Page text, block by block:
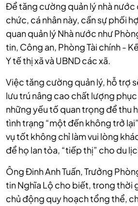
Để tăng cường quản lý nhà
chức, cá nhân này, cần sự phối
quan quản lý Nhà nước như
tin, Công an, Phòng Tài chính -
Y tế thị xã và UBND các xã.
Việc tăng cường quản lý, hỗ trợ
lưu trú nâng cao chất lượng
những yếu tố quan trọng để thu
tình trạng “một đến không trở
vụ tốt không chỉ làm vui lòng
để họ lan tỏa, “tiếp thị” cho du
Ông Đinh Anh Tuấn, Trưởng
tin Nghĩa Lộ cho biết, trong thời
chủ động quy hoạch tổng thể,